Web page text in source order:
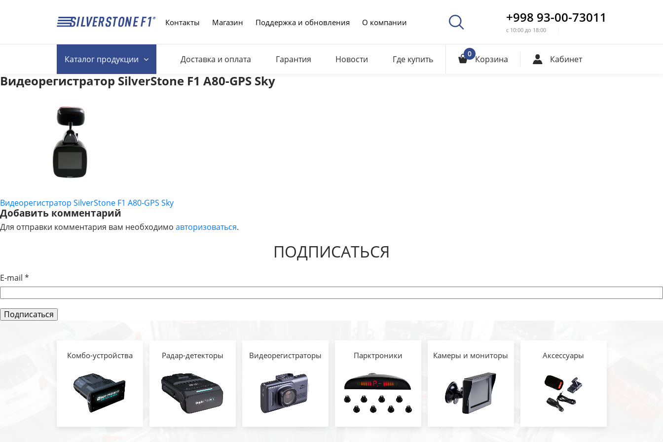
Контакты Магазин Поддержка и обновления О компании +998 93-00-73011
с 10:00 до 18:00
Каталогпродукции Доставка и оплата Гарантия Новости Где купить 0 Корзина Кабинет
Видеорегистратор SilverStone F1 A80-GPS Sky
НАВИГАЦИЯ
ПО
Видеорегистратор SilverStone F1 A80-GPS Sky
Добавить комментарий
Для отправки комментария вам необходимо авторизоваться.
ПОДПИСАТЬСЯ
E-mail *
Комбо-устройства Радар-детекторы Видеорегистраторы Парктроники Камеры и мониторы Аксессуары